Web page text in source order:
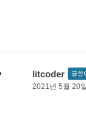
litcoder 글쓴
2021년 5월 20